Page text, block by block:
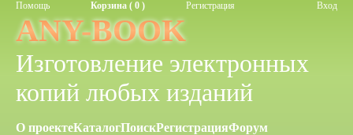
Помощь Корзина ( 0 ) Регистрация Вход
ANY-BOOK
Изготовление электронных
копий любых изданий
О проектеКаталогПоискРегистрацияФорум